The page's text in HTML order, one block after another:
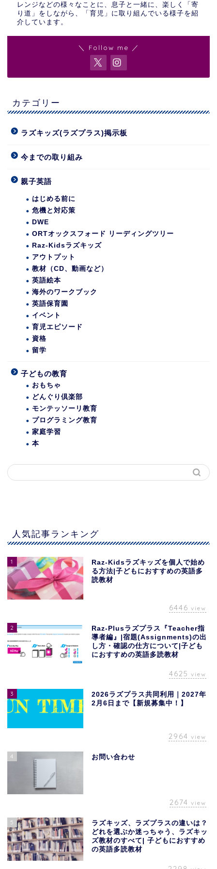
レンジなどの様々なことに、息子と一緒に、楽しく「寄
り道」をしながら、「育児」に取り組んでいる様子を紹
介しています。
＼ Follow me ／
カテゴリー
ラズキッズ(ラズプラス)掲示板
今までの取り組み
親子英語
はじめる前に
危機と対応策
DWE
ORTオックスフォード リーディングツリー
Raz-Kidsラズキッズ
アウトプット
教材（CD、動画など）
英語絵本
海外のワークブック
英語保育園
イベント
育児エピソード
資格
留学
子どもの教育
おもちゃ
どんぐり倶楽部
モンテッソーリ教育
プログラミング教育
家庭学習
本
人気記事ランキング
1
Raz-Kidsラズキッズを個人で始め
る方法|子どもにおすすめの英語多
読教材
6446 view
2
Raz-Plusラズプラス『Teacher指
導者編』|宿題(Assignments)の出
し方・確認の仕方について|子ども
におすすめの英語多読教材
4625 view
3
2026ラズプラス共同利用｜2027年
2月6日まで【新規募集中！】
2964 view
4 お問い合わせ
2674 view
5
ラズキッズ、ラズプラスの違いは？
どれを選ぶか迷っちゃう、ラズキッ
ズ教材のすべて| 子どもにおすすめ
の英語多読教材